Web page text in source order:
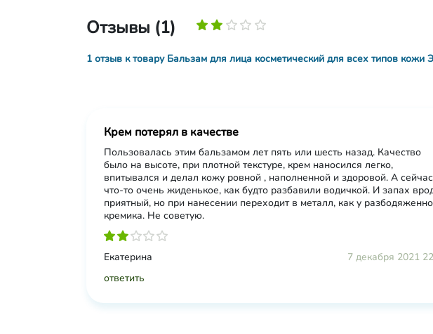
Отзывы (1)
1 отзыв к товару Бальзам для лица косметический для всех типов кожи
Крем потерял в качестве
Пользовалась этим бальзамом лет пять или шесть назад. Качество
было на высоте, при плотной текстуре, крем наносился легко,
впитывался и делал кожу ровной , наполненной и здоровой. А сейчас
что-то очень жиденькое, как будто разбавили водичкой. И запах
приятный, но при нанесении переходит в металл, как у
кремика. Не советую.
Екатерина
7 декабря 2021
ответить